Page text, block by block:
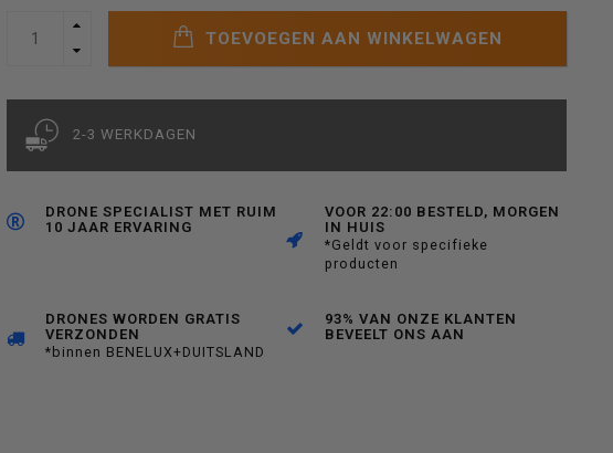
TOEVOEGEN AAN WINKELWAGEN
2-3 WERKDAGEN
DRONE SPECIALIST MET RUIM
10 JAAR ERVARING
VOOR 22:00 BESTELD, MORGEN
IN HUIS
*Geldt voor specifieke
producten
DRONES WORDEN GRATIS
VERZONDEN
*binnen BENELUX+DUITSLAND
93% VAN ONZE KLANTEN
BEVEELT ONS AAN